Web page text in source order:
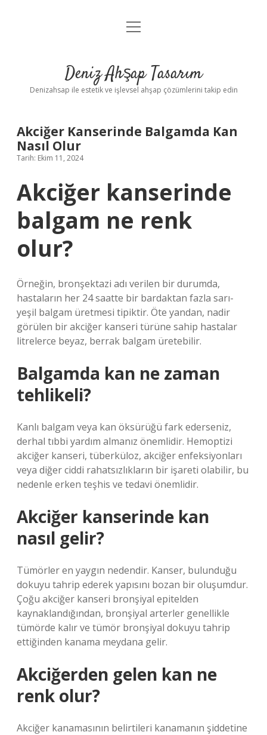
Anasayfa
Yasal Uyarı
menüyü
Deniz Ahşap Tasarım
Denizahsap ile estetik ve işlevsel ahşap çözümlerini takip edin
Akciğer Kanserinde Balgamda Kan
Nasıl Olur
Tarih: Ekim 11, 2024
Akciğer kanserinde
balgam ne renk
olur?
Örneğin, bronşektazi adı verilen bir durumda,
hastaların her 24 saatte bir bardaktan fazla sarı-
yeşil balgam üretmesi tipiktir. Öte yandan, nadir
görülen bir akciğer kanseri türüne sahip hastalar
litrelerce beyaz, berrak balgam üretebilir.
Balgamda kan ne zaman
tehlikeli?
Kanlı balgam veya kan öksürüğü fark ederseniz,
derhal tıbbi yardım almanız önemlidir. Hemoptizi
akciğer kanseri, tüberküloz, akciğer enfeksiyonları
veya diğer ciddi rahatsızlıkların bir işareti olabilir, bu
nedenle erken teşhis ve tedavi önemlidir.
Akciğer kanserinde kan
nasıl gelir?
Tümörler en yaygın nedendir. Kanser, bulunduğu
dokuyu tahrip ederek yapısını bozan bir oluşumdur.
Çoğu akciğer kanseri bronşiyal epitelden
kaynaklandığından, bronşiyal arterler genellikle
tümörde kalır ve tümör bronşiyal dokuyu tahrip
ettiğinden kanama meydana gelir.
Akciğerden gelen kan ne
renk olur?
Akciğer kanamasının belirtileri kanamanın şiddetine